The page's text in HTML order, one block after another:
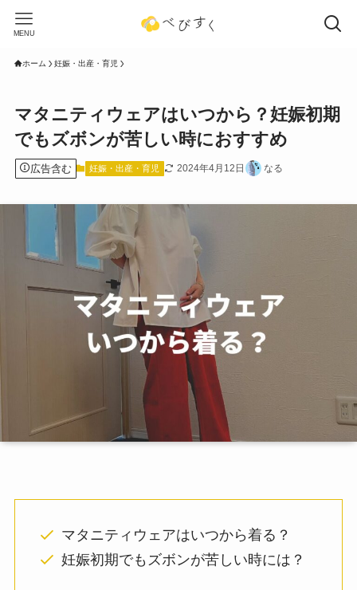
MENU
ホーム 妊娠・出産・育児
マタニティウェアはいつから？妊娠初期
でもズボンが苦しい時におすすめ
広告含む 妊娠・出産・育児 2024年4月12日 なる
マタニティウェアはいつから着る？
妊娠初期でもズボンが苦しい時には？